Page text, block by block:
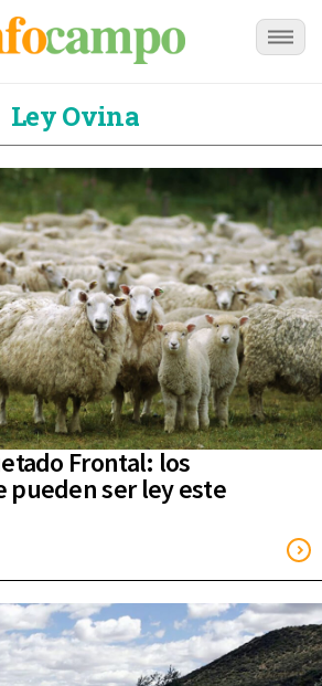
Ley Ovina
Frontal: los
pueden ser ley este